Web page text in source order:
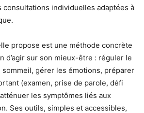
consultations individuelles adaptées à
propose est une méthode concrète
d’agir sur son mieux-être : réguler le
gérer les émotions, préparer
(examen, prise de parole, défi
les symptômes liés aux
Ses outils, simples et accessibles,